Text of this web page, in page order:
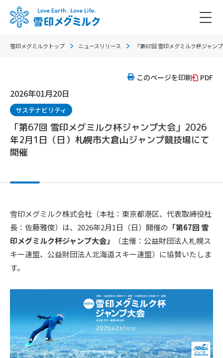
雪印メグミルクトップ ニュースリリース 「第67回 雪印メグミルク杯ジャ
このページを印刷 PDF
2026年01月20日
サステナビリティ
「第67回 雪印メグミルク杯ジャンプ大会」2026
年2月1日（日）札幌市大倉山ジャンプ競技場にて
開催
雪印メグミルク株式会社（本社：東京都港区、代表取締役社
長：佐藤雅俊）は、2026年2月1日（日）開催の 「第67回 雪
印メグミルク杯ジャンプ大会」
（主催：公益財団法人札幌ス
キー連盟、公益財団法人北海道スキー連盟）に協賛いたしま
す。